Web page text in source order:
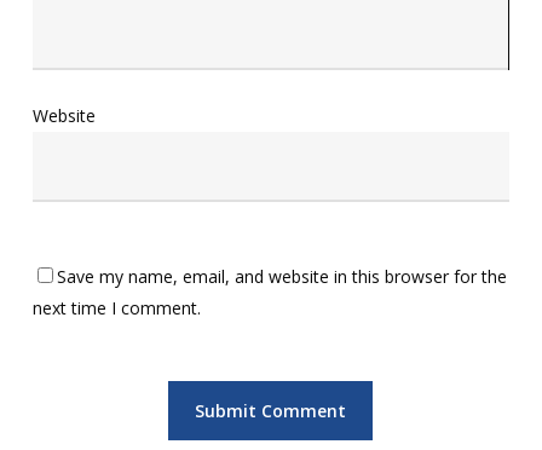
Website
Save my name, email, and website in this browser for the
next time I comment.